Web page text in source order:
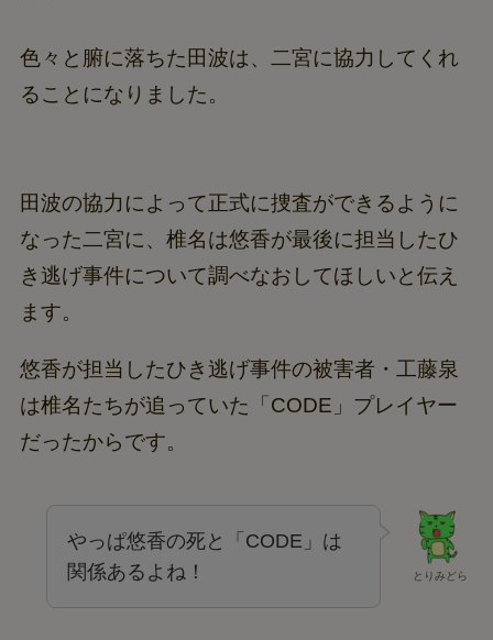
色々と腑に落ちた田波は、二宮に協力してくれ
ることになりました。
田波の協力によって正式に捜査ができるように
なった二宮に、椎名は悠香が最後に担当したひ
き逃げ事件について調べなおしてほしいと伝え
ます。
悠香が担当したひき逃げ事件の被害者・工藤泉
は椎名たちが追っていた「CODE」プレイヤー
だったからです。
とりみどら
やっぱ悠香の死と「CODE」は
関係あるよね！